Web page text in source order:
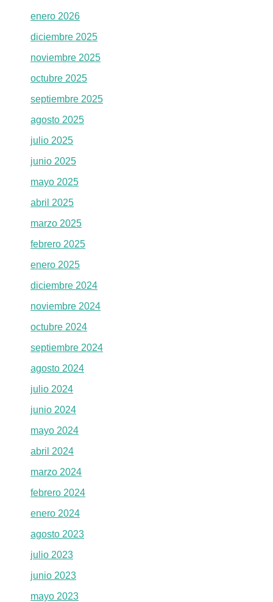
enero 2026
diciembre 2025
noviembre 2025
octubre 2025
septiembre 2025
agosto 2025
julio 2025
junio 2025
mayo 2025
abril 2025
marzo 2025
febrero 2025
enero 2025
diciembre 2024
noviembre 2024
octubre 2024
septiembre 2024
agosto 2024
julio 2024
junio 2024
mayo 2024
abril 2024
marzo 2024
febrero 2024
enero 2024
agosto 2023
julio 2023
junio 2023
mayo 2023